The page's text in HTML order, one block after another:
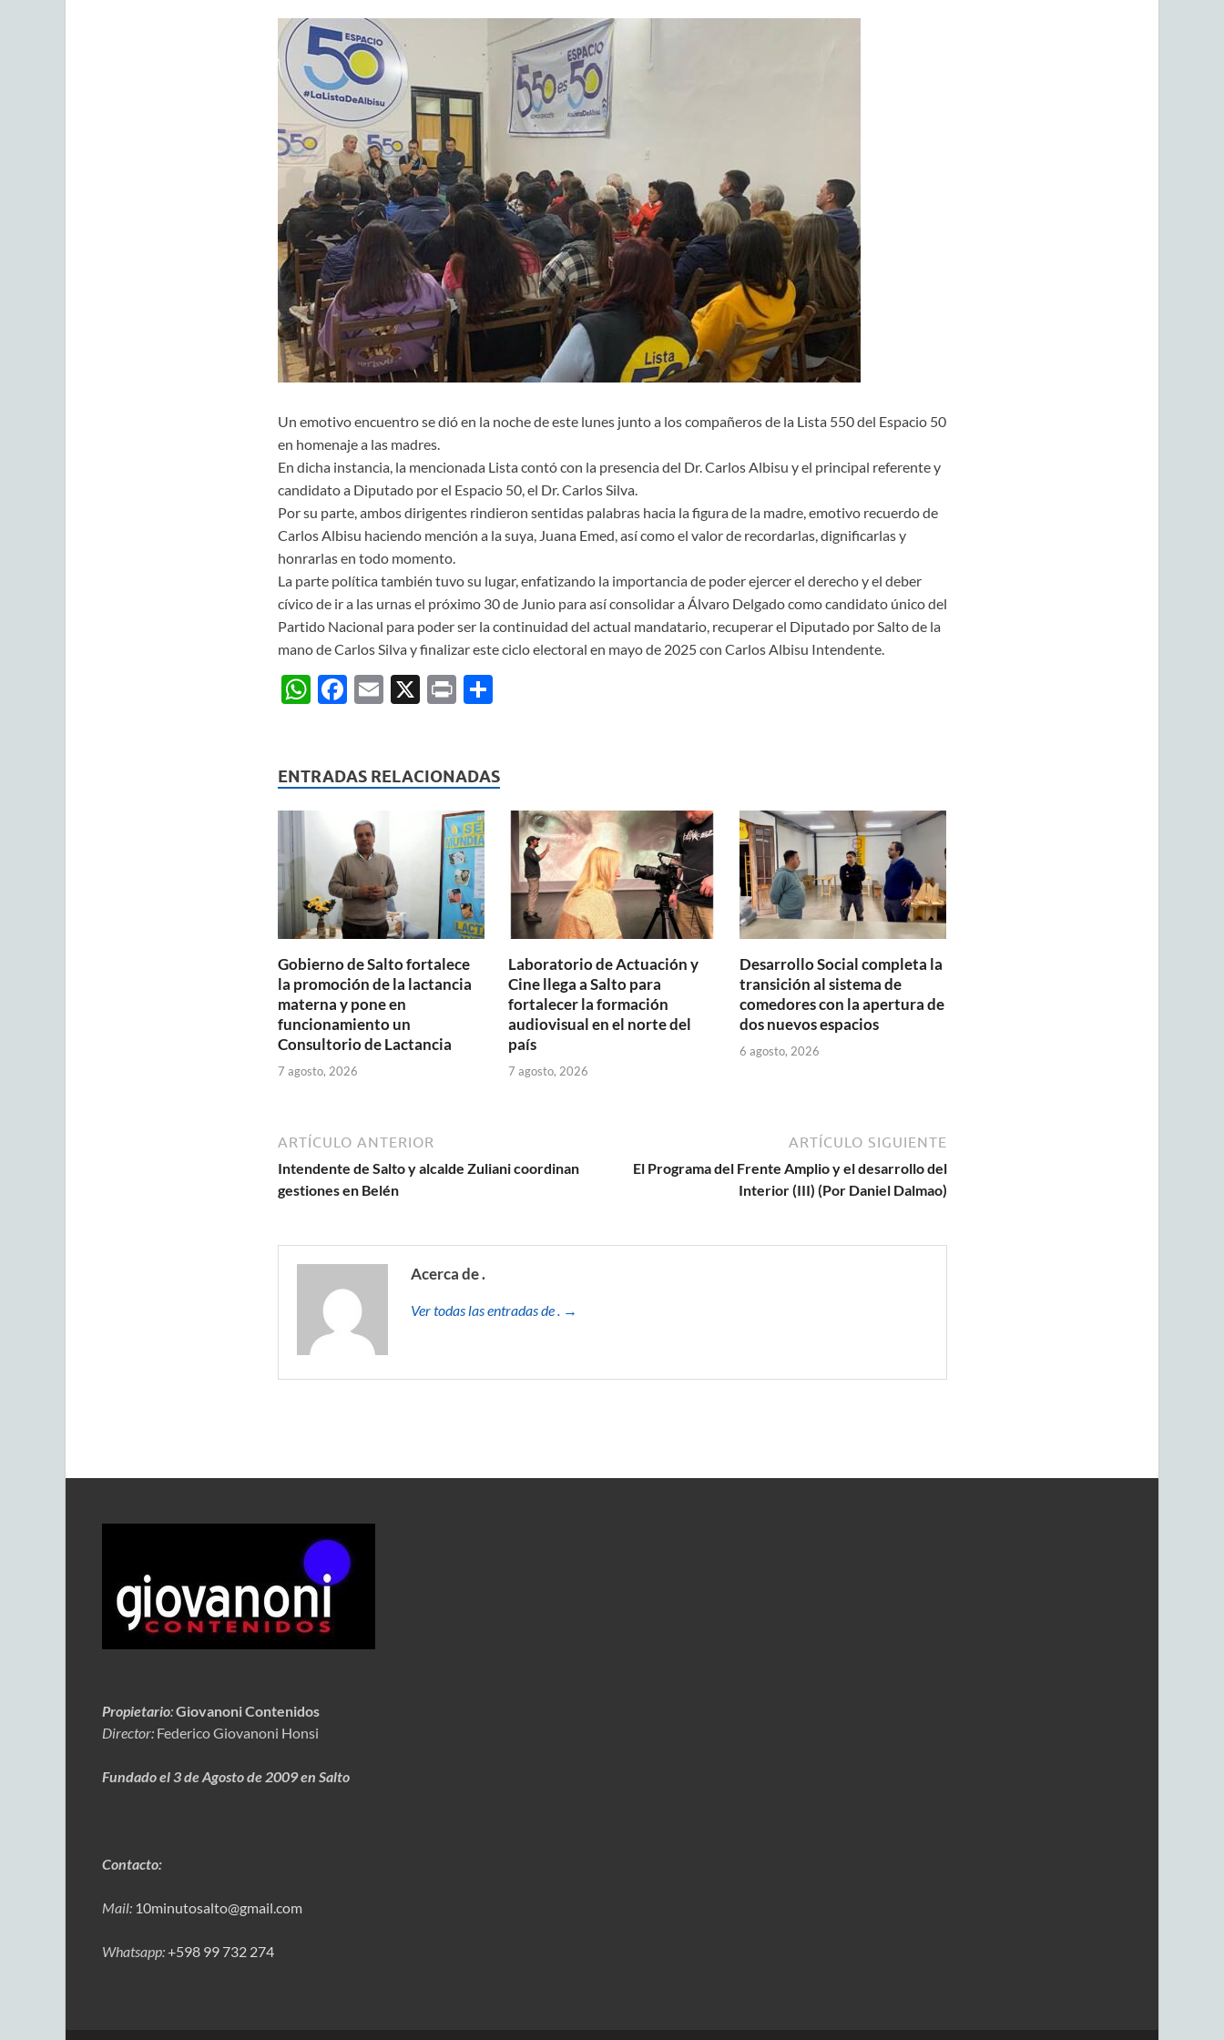
Un emotivo encuentro se dió en la noche de este lunes junto a los compañeros de la Lista 550 del Espacio 50
en homenaje a las madres.
En dicha instancia, la mencionada Lista contó con la presencia del Dr. Carlos Albisu y el principal referente y
candidato a Diputado por el Espacio 50, el Dr. Carlos Silva.
Por su parte, ambos dirigentes rindieron sentidas palabras hacia la figura de la madre, emotivo recuerdo de
Carlos Albisu haciendo mención a la suya, Juana Emed, así como el valor de recordarlas, dignificarlas y
honrarlas en todo momento.
La parte política también tuvo su lugar, enfatizando la importancia de poder ejercer el derecho y el deber
cívico de ir a las urnas el próximo 30 de Junio para así consolidar a Álvaro Delgado como candidato único del
Partido Nacional para poder ser la continuidad del actual mandatario, recuperar el Diputado por Salto de la
mano de Carlos Silva y finalizar este ciclo electoral en mayo de 2025 con Carlos Albisu Intendente.
W
s
A
p
p
F
b
o
k
E X P C
p
ar
ENTRADAS RELACIONADAS
Gobierno de Salto fortalece
la promoción de la lactancia
materna y pone en
funcionamiento un
Consultorio de Lactancia
7 agosto, 2026
Laboratorio de Actuación y
Cine llega a Salto para
fortalecer la formación
audiovisual en el norte del
país
7 agosto, 2026
Desarrollo Social completa la
transición al sistema de
comedores con la apertura de
dos nuevos espacios
6 agosto, 2026
ARTÍCULO ANTERIOR
Intendente de Salto y alcalde Zuliani coordinan
gestiones en Belén
ARTÍCULO SIGUIENTE
El Programa del Frente Amplio y el desarrollo del
Interior (III) (Por Daniel Dalmao)
Acerca de .
Ver todas las entradas de . →
Propietario:Giovanoni Contenidos
Director: Federico Giovanoni Honsi
Fundado el 3 de Agosto de 2009 en Salto
Contacto:
Mail: 10minutosalto@gmail.com
Whatsapp:+598 99 732 274